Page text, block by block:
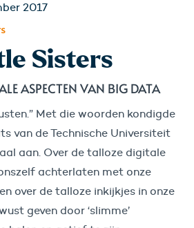
2017
Sisters
ASPECTEN VAN BIG DATA
Met die woorden kondigde
van de Technische Universiteit
aan. Over de talloze digitale
achterlaten met onze
over de talloze inkijkjes in onze
geven door ‘slimme’